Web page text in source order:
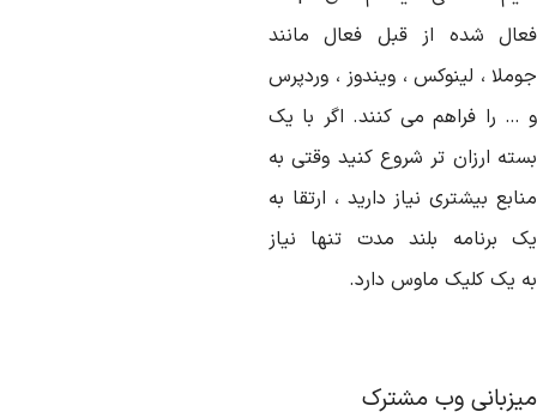
شده از قبل فعال مانند
، لینوکس ، ویندوز ، وردپرس
… را فراهم می کنند. اگر با یک
ارزان تر شروع کنید وقتی به
بیشتری نیاز دارید ، ارتقا به
برنامه بلند مدت تنها نیاز
یک کلیک ماوس دارد.
وب مشترک